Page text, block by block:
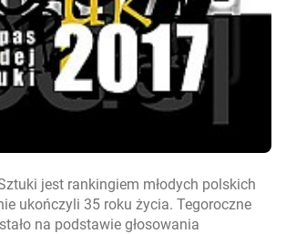
jest rankingiem młodych polskich
ukończyli 35 roku życia. Tegoroczne
na podstawie głosowania